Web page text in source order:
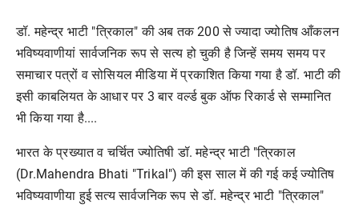
डॉ. महेन्द्र भाटी "त्रिकाल" की अब तक 200 से ज्यादा ज्योतिष आँकलन
भविष्यवाणीयां सार्वजनिक रूप से सत्य हो चुकी है जिन्हें समय समय पर
समाचार पत्रों व सोसियल मीडिया में प्रकाशित किया गया है डॉ. भाटी की
इसी काबलियत के आधार पर 3 बार वर्ल्ड बुक ऑफ रिकार्ड से सम्मानित
भी किया गया है....
भारत के प्रख्यात व चर्चित ज्योतिषी डॉ. महेन्द्र भाटी "त्रिकाल
(Dr.Mahendra Bhati "Trikal") की इस साल में की गई कई ज्योतिष
भविष्यवाणीया हुई सत्य सार्वजनिक रूप से डॉ. महेन्द्र भाटी "त्रिकाल"